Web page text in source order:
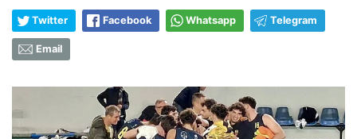
Twitter Facebook Whatsapp Telegram
Email